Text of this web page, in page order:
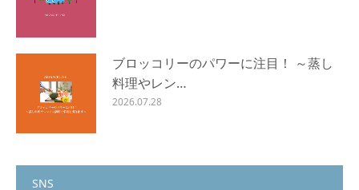
ブロッコリーのパワーに注目！ ～蒸し
料理やレン…
2026.07.28
SNS